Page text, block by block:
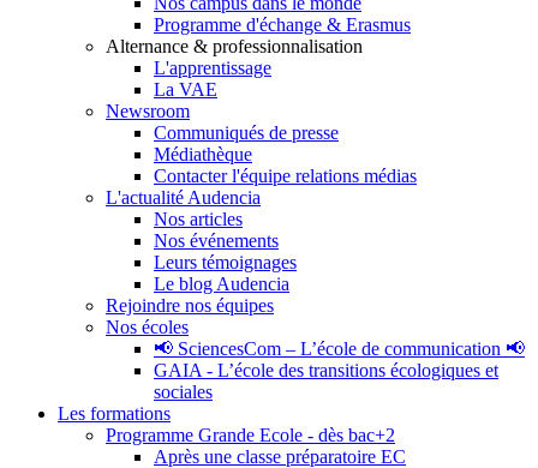
Programme d'échange & Erasmus
Alternance & professionnalisation
L'apprentissage
La VAE
Newsroom
Communiqués de presse
Médiathèque
Contacter l'équipe relations médias
L'actualité Audencia
Nos articles
Nos événements
Leurs témoignages
Le blog Audencia
Rejoindre nos équipes
Nos écoles
📢 SciencesCom – L’école de communication 📢
GAIA - L’école des transitions écologiques et
sociales
Les formations
Programme Grande Ecole - dès bac+2
Après une classe préparatoire EC